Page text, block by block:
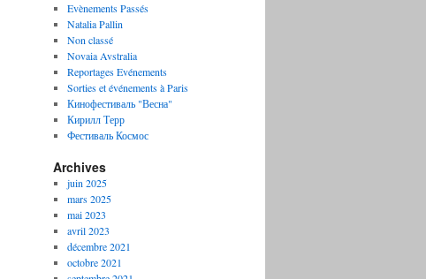
Evènements Passés
Natalia Pallin
Non classé
Novaia Avstralia
Reportages Evénements
Sorties et événements à Paris
Кинофестиваль "Весна"
Кирилл Терр
Фестиваль Космос
Archives
juin 2025
mars 2025
mai 2023
avril 2023
décembre 2021
octobre 2021